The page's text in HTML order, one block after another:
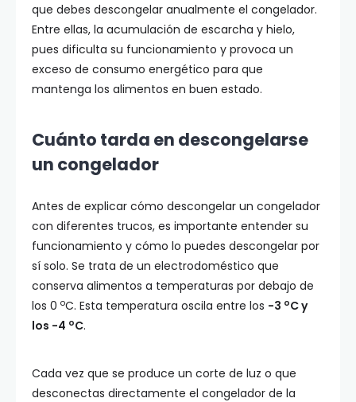
que debes descongelar anualmente el congelador.
Entre ellas, la acumulación de escarcha y hielo,
pues dificulta su funcionamiento y provoca un
exceso de consumo energético para que
mantenga los alimentos en buen estado.
Cuánto tarda en descongelarse
un congelador
Antes de explicar cómo descongelar un congelador
con diferentes trucos, es importante entender su
funcionamiento y cómo lo puedes descongelar por
sí solo. Se trata de un electrodoméstico que
conserva alimentos a temperaturas por debajo de
los 0 oC. Esta temperatura oscila entre los -3 oC y
los -4 oC.
Cada vez que se produce un corte de luz o que
desconectas directamente el congelador de la